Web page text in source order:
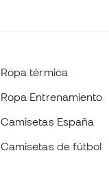
Ropa térmica
Ropa Entrenamiento
Camisetas España
Camisetas de fútbol